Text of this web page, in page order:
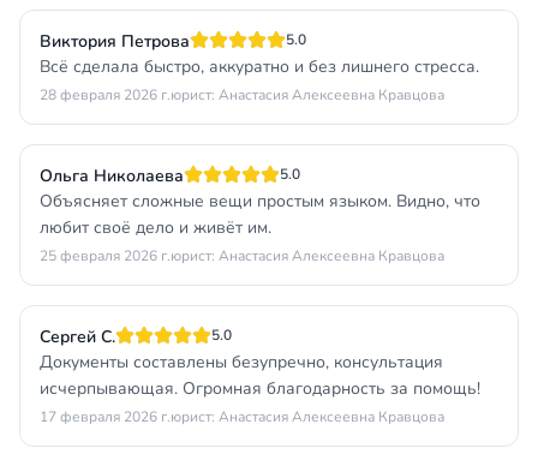
Виктория Петрова 5.0
Всё сделала быстро, аккуратно и без лишнего стресса.
28 февраля 2026 г.юрист: Анастасия Алексеевна Кравцова
Ольга Николаева 5.0
Объясняет сложные вещи простым языком. Видно, что
любит своё дело и живёт им.
25 февраля 2026 г.юрист: Анастасия Алексеевна Кравцова
Сергей С. 5.0
Документы составлены безупречно, консультация
исчерпывающая. Огромная благодарность за помощь!
17 февраля 2026 г.юрист: Анастасия Алексеевна Кравцова